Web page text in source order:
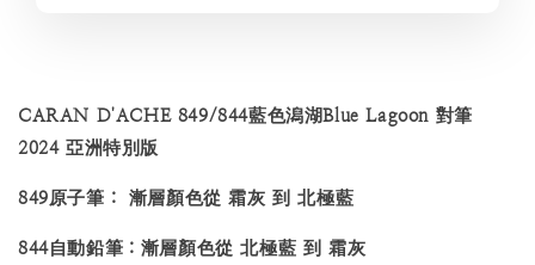
CARAN D'ACHE 849/844藍色潟湖Blue Lagoon 對筆
2024 亞洲特別版
849原子筆： 漸層顏色從 霜灰 到 北極藍
844自動鉛筆：漸層顏色從 北極藍 到 霜灰